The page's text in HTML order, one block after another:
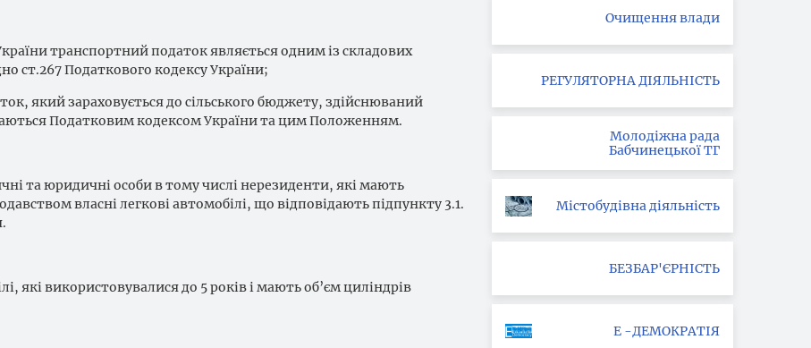
транспортний податок являється одним із складових
ст.267 Податкового кодексу України;
який зараховується до сільського бюджету, здійснюваний
Податковим кодексом України та цим Положенням.
та юридичні особи в тому числі нерезиденти, які мають
власні легкові автомобілі, що відповідають підпункту 3.1.
які використовувалися до 5 років і мають об’єм циліндрів
Очищення влади
РЕГУЛЯТОРНА ДІЯЛЬНІСТЬ
Молодіжна рада
Бабчинецької ТГ
Містобудівна діяльність
БЕЗБАР'ЄРНІСТЬ
Е -ДЕМОКРАТІЯ